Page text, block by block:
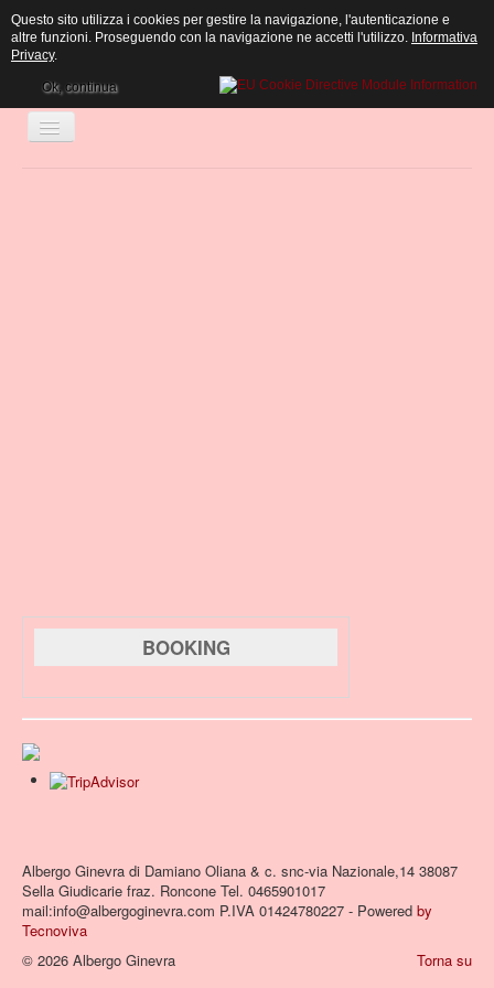
Cambia
navigazione
BOOKING
Albergo Ginevra di Damiano Oliana & c. snc-via Nazionale,14 38087
Sella Giudicarie fraz. Roncone Tel. 0465901017
mail:info@albergoginevra.com P.IVA 01424780227 - Powered by
Tecnoviva
Torna su
© 2026 Albergo Ginevra
Questo sito utilizza i cookies per gestire la navigazione, l'autenticazione e
altre funzioni. Proseguendo con la navigazione ne accetti l'utilizzo. Informativa
Privacy.
Ok, continua